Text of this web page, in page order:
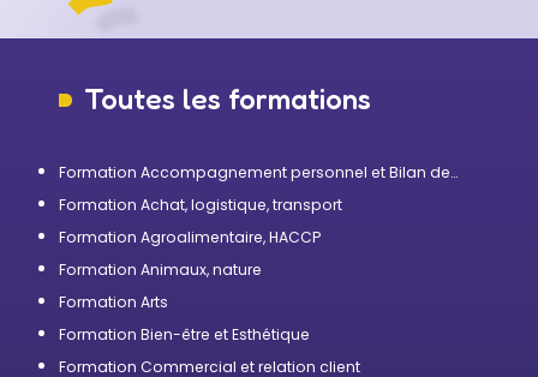
Toutes les formations
Formation Accompagnement personnel et Bilan de
Formation Achat, logistique, transport
Formation Agroalimentaire, HACCP
Formation Animaux, nature
Formation Arts
Formation Bien-être et Esthétique
Formation Commercial et relation client